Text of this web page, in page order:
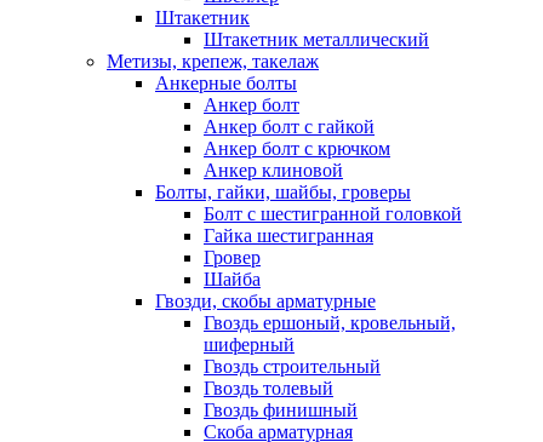
Штакетник
Штакетник металлический
Метизы, крепеж, такелаж
Анкерные болты
Анкер болт
Анкер болт с гайкой
Анкер болт с крючком
Анкер клиновой
Болты, гайки, шайбы, гроверы
Болт c шестигранной головкой
Гайка шестигранная
Гровер
Шайба
Гвозди, скобы арматурные
Гвоздь ершоный, кровельный,
шиферный
Гвоздь строительный
Гвоздь толевый
Гвоздь финишный
Скоба арматурная